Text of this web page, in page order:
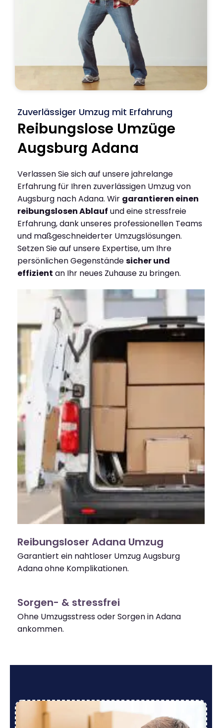
Zuverlässiger Umzug mit Erfahrung
Reibungslose Umzüge
Augsburg Adana
Verlassen Sie sich auf unsere jahrelange
Erfahrung für Ihren zuverlässigen Umzug von
Augsburg nach Adana. Wir garantieren einen
reibungslosen Ablauf und eine stressfreie
Erfahrung, dank unseres professionellen Teams
und maßgeschneiderter Umzugslösungen.
Setzen Sie auf unsere Expertise, um Ihre
persönlichen Gegenständesicher und
effizient an Ihr neues Zuhause zu bringen.
Reibungsloser Adana Umzug
Garantiert ein nahtloser Umzug Augsburg
Adana ohne Komplikationen.
Sorgen- & stressfrei
Ohne Umzugsstress oder Sorgen in Adana
ankommen.